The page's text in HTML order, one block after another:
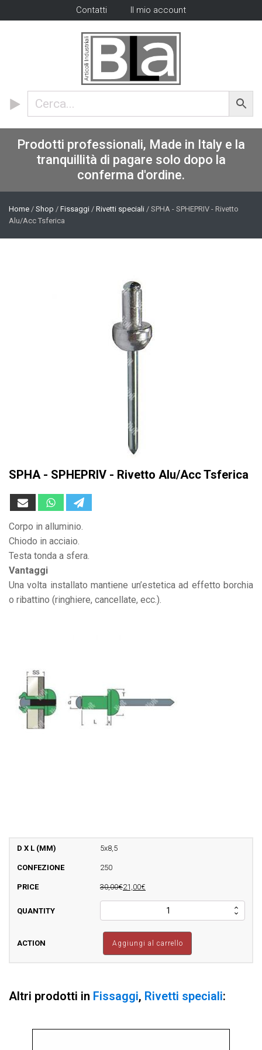
Contatti Il mio account
Prodotti professionali, Made in Italy e la
tranquillità di pagare solo dopo la
conferma d'ordine.
Home / Shop / Fissaggi / Rivetti speciali / SPHA - SPHEPRIV - Rivetto
Alu/Acc Tsferica
SPHA - SPHEPRIV - Rivetto Alu/Acc Tsferica
Corpo in alluminio.
Chiodo in acciaio.
Testa tonda a sfera.
Vantaggi
Una volta installato mantiene un’estetica ad effetto borchia
o ribattino (ringhiere, cancellate, ecc.).
5x8,5
250
30,00€21,00€
-
Rivetto
Aggiungi al carrello
Altri prodotti in Fissaggi, Rivetti speciali: